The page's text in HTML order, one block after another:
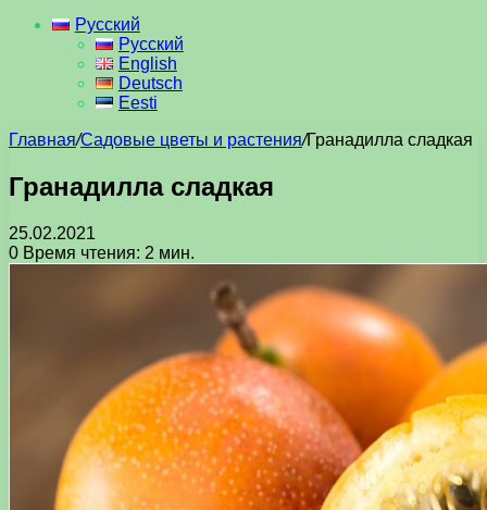
Русский
Русский
English
Deutsch
Eesti
Главная/Садовые цветы и растения/Гранадилла сладкая
Гранадилла сладкая
25.02.2021
0 Время чтения: 2 мин.